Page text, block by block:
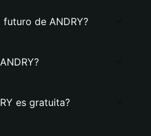
de ANDRY?
es gratuita?